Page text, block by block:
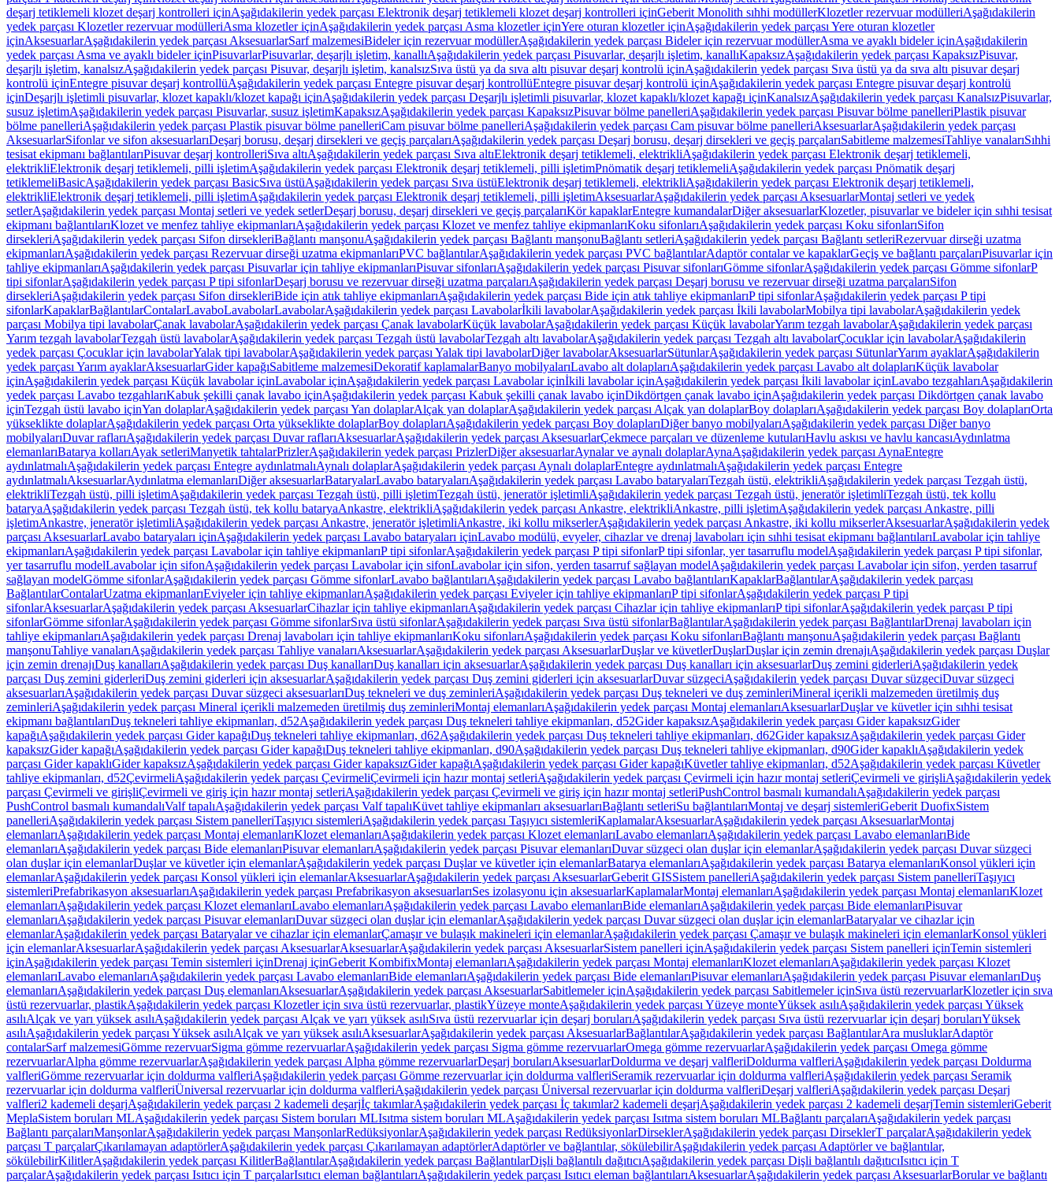
deşarj tetiklemeli klozet deşarj kontrolleri içinAşağıdakilerin yedek parçası Elektronik deşarj tetiklemeli klozet deşarj kontrolleri içinGeberit Monolith sıhhi modüllerKlozetler rezervuar modülleriAşağıdakilerin
yedek parçası Klozetler rezervuar modülleriAsma klozetler içinAşağıdakilerin yedek parçası Asma klozetler içinYere oturan klozetler içinAşağıdakilerin yedek parçası Yere oturan klozetler
içinAksesuarlarAşağıdakilerin yedek parçası AksesuarlarSarf malzemesiBideler için rezervuar modüllerAşağıdakilerin yedek parçası Bideler için rezervuar modüllerAsma ve ayaklı bideler içinAşağıdakilerin
yedek parçası Asma ve ayaklı bideler içinPisuvarlarPisuvarlar, deşarjlı işletim, kanallıAşağıdakilerin yedek parçası Pisuvarlar, deşarjlı işletim, kanallıKapaksızAşağıdakilerin yedek parçası KapaksızPisuvar,
deşarjlı işletim, kanalsızAşağıdakilerin yedek parçası Pisuvar, deşarjlı işletim, kanalsızSıva üstü ya da sıva altı pisuvar deşarj kontrolü içinAşağıdakilerin yedek parçası Sıva üstü ya da sıva altı pisuvar deşarj
kontrolü içinEntegre pisuvar deşarj kontrollüAşağıdakilerin yedek parçası Entegre pisuvar deşarj kontrollüEntegre pisuvar deşarj kontrolü içinAşağıdakilerin yedek parçası Entegre pisuvar deşarj kontrolü
içinDeşarjlı işletimli pisuvarlar, klozet kapaklı/klozet kapağı içinAşağıdakilerin yedek parçası Deşarjlı işletimli pisuvarlar, klozet kapaklı/klozet kapağı içinKanalsızAşağıdakilerin yedek parçası KanalsızPisuvarlar,
susuz işletimAşağıdakilerin yedek parçası Pisuvarlar, susuz işletimKapaksızAşağıdakilerin yedek parçası KapaksızPisuvar bölme panelleriAşağıdakilerin yedek parçası Pisuvar bölme panelleriPlastik pisuvar
bölme panelleriAşağıdakilerin yedek parçası Plastik pisuvar bölme panelleriCam pisuvar bölme panelleriAşağıdakilerin yedek parçası Cam pisuvar bölme panelleriAksesuarlarAşağıdakilerin yedek parçası
AksesuarlarSifonlar ve sifon aksesuarlarıDeşarj borusu, deşarj dirsekleri ve geçiş parçalarıAşağıdakilerin yedek parçası Deşarj borusu, deşarj dirsekleri ve geçiş parçalarıSabitleme malzemesiTahliye vanalarıSıhhi
tesisat ekipmanı bağlantılarıPisuvar deşarj kontrolleriSıva altıAşağıdakilerin yedek parçası Sıva altıElektronik deşarj tetiklemeli, elektrikliAşağıdakilerin yedek parçası Elektronik deşarj tetiklemeli,
elektrikliElektronik deşarj tetiklemeli, pilli işletimAşağıdakilerin yedek parçası Elektronik deşarj tetiklemeli, pilli işletimPnömatik deşarj tetiklemeliAşağıdakilerin yedek parçası Pnömatik deşarj
tetiklemeliBasicAşağıdakilerin yedek parçası BasicSıva üstüAşağıdakilerin yedek parçası Sıva üstüElektronik deşarj tetiklemeli, elektrikliAşağıdakilerin yedek parçası Elektronik deşarj tetiklemeli,
elektrikliElektronik deşarj tetiklemeli, pilli işletimAşağıdakilerin yedek parçası Elektronik deşarj tetiklemeli, pilli işletimAksesuarlarAşağıdakilerin yedek parçası AksesuarlarMontaj setleri ve yedek
setlerAşağıdakilerin yedek parçası Montaj setleri ve yedek setlerDeşarj borusu, deşarj dirsekleri ve geçiş parçalarıKör kapaklarEntegre kumandalarDiğer aksesuarlarKlozetler, pisuvarlar ve bideler için sıhhi tesisat
ekipmanı bağlantılarıKlozet ve menfez tahliye ekipmanlarıAşağıdakilerin yedek parçası Klozet ve menfez tahliye ekipmanlarıKoku sifonlarıAşağıdakilerin yedek parçası Koku sifonlarıSifon
dirsekleriAşağıdakilerin yedek parçası Sifon dirsekleriBağlantı manşonuAşağıdakilerin yedek parçası Bağlantı manşonuBağlantı setleriAşağıdakilerin yedek parçası Bağlantı setleriRezervuar dirseği uzatma
ekipmanlarıAşağıdakilerin yedek parçası Rezervuar dirseği uzatma ekipmanlarıPVC bağlantılarAşağıdakilerin yedek parçası PVC bağlantılarAdaptör contalar ve kapaklarGeçiş ve bağlantı parçalarıPisuvarlar için
tahliye ekipmanlarıAşağıdakilerin yedek parçası Pisuvarlar için tahliye ekipmanlarıPisuvar sifonlarıAşağıdakilerin yedek parçası Pisuvar sifonlarıGömme sifonlarAşağıdakilerin yedek parçası Gömme sifonlarP
tipi sifonlarAşağıdakilerin yedek parçası P tipi sifonlarDeşarj borusu ve rezervuar dirseği uzatma parçalarıAşağıdakilerin yedek parçası Deşarj borusu ve rezervuar dirseği uzatma parçalarıSifon
dirsekleriAşağıdakilerin yedek parçası Sifon dirsekleriBide için atık tahliye ekipmanlarıAşağıdakilerin yedek parçası Bide için atık tahliye ekipmanlarıP tipi sifonlarAşağıdakilerin yedek parçası P tipi
sifonlarKapaklarBağlantılarContalarLavaboLavabolarLavabolarAşağıdakilerin yedek parçası Lavabolarİkili lavabolarAşağıdakilerin yedek parçası İkili lavabolarMobilya tipi lavabolarAşağıdakilerin yedek
parçası Mobilya tipi lavabolarÇanak lavabolarAşağıdakilerin yedek parçası Çanak lavabolarKüçük lavabolarAşağıdakilerin yedek parçası Küçük lavabolarYarım tezgah lavabolarAşağıdakilerin yedek parçası
Yarım tezgah lavabolarTezgah üstü lavabolarAşağıdakilerin yedek parçası Tezgah üstü lavabolarTezgah altı lavabolarAşağıdakilerin yedek parçası Tezgah altı lavabolarÇocuklar için lavabolarAşağıdakilerin
yedek parçası Çocuklar için lavabolarYalak tipi lavabolarAşağıdakilerin yedek parçası Yalak tipi lavabolarDiğer lavabolarAksesuarlarSütunlarAşağıdakilerin yedek parçası SütunlarYarım ayaklarAşağıdakilerin
yedek parçası Yarım ayaklarAksesuarlarGider kapağıSabitleme malzemesiDekoratif kaplamalarBanyo mobilyalarıLavabo alt dolaplarıAşağıdakilerin yedek parçası Lavabo alt dolaplarıKüçük lavabolar
içinAşağıdakilerin yedek parçası Küçük lavabolar içinLavabolar içinAşağıdakilerin yedek parçası Lavabolar içinİkili lavabolar içinAşağıdakilerin yedek parçası İkili lavabolar içinLavabo tezgahlarıAşağıdakilerin
yedek parçası Lavabo tezgahlarıKabuk şekilli çanak lavabo içinAşağıdakilerin yedek parçası Kabuk şekilli çanak lavabo içinDikdörtgen çanak lavabo içinAşağıdakilerin yedek parçası Dikdörtgen çanak lavabo
içinTezgah üstü lavabo içinYan dolaplarAşağıdakilerin yedek parçası Yan dolaplarAlçak yan dolaplarAşağıdakilerin yedek parçası Alçak yan dolaplarBoy dolaplarıAşağıdakilerin yedek parçası Boy dolaplarıOrta
yükseklikte dolaplarAşağıdakilerin yedek parçası Orta yükseklikte dolaplarBoy dolaplarıAşağıdakilerin yedek parçası Boy dolaplarıDiğer banyo mobilyalarıAşağıdakilerin yedek parçası Diğer banyo
mobilyalarıDuvar raflarıAşağıdakilerin yedek parçası Duvar raflarıAksesuarlarAşağıdakilerin yedek parçası AksesuarlarÇekmece parçaları ve düzenleme kutularıHavlu askısı ve havlu kancasıAydınlatma
elemanlarıBatarya kollarıAyak setleriManyetik tahtalarPrizlerAşağıdakilerin yedek parçası PrizlerDiğer aksesuarlarAynalar ve aynalı dolaplarAynaAşağıdakilerin yedek parçası AynaEntegre
aydınlatmalıAşağıdakilerin yedek parçası Entegre aydınlatmalıAynalı dolaplarAşağıdakilerin yedek parçası Aynalı dolaplarEntegre aydınlatmalıAşağıdakilerin yedek parçası Entegre
aydınlatmalıAksesuarlarAydınlatma elemanlarıDiğer aksesuarlarBataryalarLavabo bataryalarıAşağıdakilerin yedek parçası Lavabo bataryalarıTezgah üstü, elektrikliAşağıdakilerin yedek parçası Tezgah üstü,
elektrikliTezgah üstü, pilli işletimAşağıdakilerin yedek parçası Tezgah üstü, pilli işletimTezgah üstü, jeneratör işletimliAşağıdakilerin yedek parçası Tezgah üstü, jeneratör işletimliTezgah üstü, tek kollu
bataryaAşağıdakilerin yedek parçası Tezgah üstü, tek kollu bataryaAnkastre, elektrikliAşağıdakilerin yedek parçası Ankastre, elektrikliAnkastre, pilli işletimAşağıdakilerin yedek parçası Ankastre, pilli
işletimAnkastre, jeneratör işletimliAşağıdakilerin yedek parçası Ankastre, jeneratör işletimliAnkastre, iki kollu mikserlerAşağıdakilerin yedek parçası Ankastre, iki kollu mikserlerAksesuarlarAşağıdakilerin yedek
parçası AksesuarlarLavabo bataryaları içinAşağıdakilerin yedek parçası Lavabo bataryaları içinLavabo modülü, evyeler, cihazlar ve drenaj lavaboları için sıhhi tesisat ekipmanı bağlantılarıLavabolar için tahliye
ekipmanlarıAşağıdakilerin yedek parçası Lavabolar için tahliye ekipmanlarıP tipi sifonlarAşağıdakilerin yedek parçası P tipi sifonlarP tipi sifonlar, yer tasarruflu modelAşağıdakilerin yedek parçası P tipi sifonlar,
yer tasarruflu modelLavabolar için sifonAşağıdakilerin yedek parçası Lavabolar için sifonLavabolar için sifon, yerden tasarruf sağlayan modelAşağıdakilerin yedek parçası Lavabolar için sifon, yerden tasarruf
sağlayan modelGömme sifonlarAşağıdakilerin yedek parçası Gömme sifonlarLavabo bağlantılarıAşağıdakilerin yedek parçası Lavabo bağlantılarıKapaklarBağlantılarAşağıdakilerin yedek parçası
BağlantılarContalarUzatma ekipmanlarıEviyeler için tahliye ekipmanlarıAşağıdakilerin yedek parçası Eviyeler için tahliye ekipmanlarıP tipi sifonlarAşağıdakilerin yedek parçası P tipi
sifonlarAksesuarlarAşağıdakilerin yedek parçası AksesuarlarCihazlar için tahliye ekipmanlarıAşağıdakilerin yedek parçası Cihazlar için tahliye ekipmanlarıP tipi sifonlarAşağıdakilerin yedek parçası P tipi
sifonlarGömme sifonlarAşağıdakilerin yedek parçası Gömme sifonlarSıva üstü sifonlarAşağıdakilerin yedek parçası Sıva üstü sifonlarBağlantılarAşağıdakilerin yedek parçası BağlantılarDrenaj lavaboları için
tahliye ekipmanlarıAşağıdakilerin yedek parçası Drenaj lavaboları için tahliye ekipmanlarıKoku sifonlarıAşağıdakilerin yedek parçası Koku sifonlarıBağlantı manşonuAşağıdakilerin yedek parçası Bağlantı
manşonuTahliye vanalarıAşağıdakilerin yedek parçası Tahliye vanalarıAksesuarlarAşağıdakilerin yedek parçası AksesuarlarDuşlar ve küvetlerDuşlarDuşlar için zemin drenajıAşağıdakilerin yedek parçası Duşlar
için zemin drenajıDuş kanallarıAşağıdakilerin yedek parçası Duş kanallarıDuş kanalları için aksesuarlarAşağıdakilerin yedek parçası Duş kanalları için aksesuarlarDuş zemini giderleriAşağıdakilerin yedek
parçası Duş zemini giderleriDuş zemini giderleri için aksesuarlarAşağıdakilerin yedek parçası Duş zemini giderleri için aksesuarlarDuvar süzgeciAşağıdakilerin yedek parçası Duvar süzgeciDuvar süzgeci
aksesuarlarıAşağıdakilerin yedek parçası Duvar süzgeci aksesuarlarıDuş tekneleri ve duş zeminleriAşağıdakilerin yedek parçası Duş tekneleri ve duş zeminleriMineral içerikli malzemeden üretilmiş duş
zeminleriAşağıdakilerin yedek parçası Mineral içerikli malzemeden üretilmiş duş zeminleriMontaj elemanlarıAşağıdakilerin yedek parçası Montaj elemanlarıAksesuarlarDuşlar ve küvetler için sıhhi tesisat
ekipmanı bağlantılarıDuş tekneleri tahliye ekipmanları, d52Aşağıdakilerin yedek parçası Duş tekneleri tahliye ekipmanları, d52Gider kapaksızAşağıdakilerin yedek parçası Gider kapaksızGider
kapağıAşağıdakilerin yedek parçası Gider kapağıDuş tekneleri tahliye ekipmanları, d62Aşağıdakilerin yedek parçası Duş tekneleri tahliye ekipmanları, d62Gider kapaksızAşağıdakilerin yedek parçası Gider
kapaksızGider kapağıAşağıdakilerin yedek parçası Gider kapağıDuş tekneleri tahliye ekipmanları, d90Aşağıdakilerin yedek parçası Duş tekneleri tahliye ekipmanları, d90Gider kapaklıAşağıdakilerin yedek
parçası Gider kapaklıGider kapaksızAşağıdakilerin yedek parçası Gider kapaksızGider kapağıAşağıdakilerin yedek parçası Gider kapağıKüvetler tahliye ekipmanları, d52Aşağıdakilerin yedek parçası Küvetler
tahliye ekipmanları, d52ÇevirmeliAşağıdakilerin yedek parçası ÇevirmeliÇevirmeli için hazır montaj setleriAşağıdakilerin yedek parçası Çevirmeli için hazır montaj setleriÇevirmeli ve girişliAşağıdakilerin yedek
parçası Çevirmeli ve girişliÇevirmeli ve giriş için hazır montaj setleriAşağıdakilerin yedek parçası Çevirmeli ve giriş için hazır montaj setleriPushControl basmalı kumandalıAşağıdakilerin yedek parçası
PushControl basmalı kumandalıValf tapalıAşağıdakilerin yedek parçası Valf tapalıKüvet tahliye ekipmanları aksesuarlarıBağlantı setleriSu bağlantılarıMontaj ve deşarj sistemleriGeberit DuofixSistem
panelleriAşağıdakilerin yedek parçası Sistem panelleriTaşıyıcı sistemleriAşağıdakilerin yedek parçası Taşıyıcı sistemleriKaplamalarAksesuarlarAşağıdakilerin yedek parçası AksesuarlarMontaj
elemanlarıAşağıdakilerin yedek parçası Montaj elemanlarıKlozet elemanlarıAşağıdakilerin yedek parçası Klozet elemanlarıLavabo elemanlarıAşağıdakilerin yedek parçası Lavabo elemanlarıBide
elemanlarıAşağıdakilerin yedek parçası Bide elemanlarıPisuvar elemanlarıAşağıdakilerin yedek parçası Pisuvar elemanlarıDuvar süzgeci olan duşlar için elemanlarAşağıdakilerin yedek parçası Duvar süzgeci
olan duşlar için elemanlarDuşlar ve küvetler için elemanlarAşağıdakilerin yedek parçası Duşlar ve küvetler için elemanlarBatarya elemanlarıAşağıdakilerin yedek parçası Batarya elemanlarıKonsol yükleri için
elemanlarAşağıdakilerin yedek parçası Konsol yükleri için elemanlarAksesuarlarAşağıdakilerin yedek parçası AksesuarlarGeberit GISSistem panelleriAşağıdakilerin yedek parçası Sistem panelleriTaşıyıcı
sistemleriPrefabrikasyon aksesuarlarıAşağıdakilerin yedek parçası Prefabrikasyon aksesuarlarıSes izolasyonu için aksesuarlarKaplamalarMontaj elemanlarıAşağıdakilerin yedek parçası Montaj elemanlarıKlozet
elemanlarıAşağıdakilerin yedek parçası Klozet elemanlarıLavabo elemanlarıAşağıdakilerin yedek parçası Lavabo elemanlarıBide elemanlarıAşağıdakilerin yedek parçası Bide elemanlarıPisuvar
elemanlarıAşağıdakilerin yedek parçası Pisuvar elemanlarıDuvar süzgeci olan duşlar için elemanlarAşağıdakilerin yedek parçası Duvar süzgeci olan duşlar için elemanlarBataryalar ve cihazlar için
elemanlarAşağıdakilerin yedek parçası Bataryalar ve cihazlar için elemanlarÇamaşır ve bulaşık makineleri için elemanlarAşağıdakilerin yedek parçası Çamaşır ve bulaşık makineleri için elemanlarKonsol yükleri
için elemanlarAksesuarlarAşağıdakilerin yedek parçası AksesuarlarAksesuarlarAşağıdakilerin yedek parçası AksesuarlarSistem panelleri içinAşağıdakilerin yedek parçası Sistem panelleri içinTemin sistemleri
içinAşağıdakilerin yedek parçası Temin sistemleri içinDrenaj içinGeberit KombifixMontaj elemanlarıAşağıdakilerin yedek parçası Montaj elemanlarıKlozet elemanlarıAşağıdakilerin yedek parçası Klozet
elemanlarıLavabo elemanlarıAşağıdakilerin yedek parçası Lavabo elemanlarıBide elemanlarıAşağıdakilerin yedek parçası Bide elemanlarıPisuvar elemanlarıAşağıdakilerin yedek parçası Pisuvar elemanlarıDuş
elemanlarıAşağıdakilerin yedek parçası Duş elemanlarıAksesuarlarAşağıdakilerin yedek parçası AksesuarlarSabitlemeler içinAşağıdakilerin yedek parçası Sabitlemeler içinSıva üstü rezervuarlarKlozetler için sıva
üstü rezervuarlar, plastikAşağıdakilerin yedek parçası Klozetler için sıva üstü rezervuarlar, plastikYüzeye monteAşağıdakilerin yedek parçası Yüzeye monteYüksek asılıAşağıdakilerin yedek parçası Yüksek
asılıAlçak ve yarı yüksek asılıAşağıdakilerin yedek parçası Alçak ve yarı yüksek asılıSıva üstü rezervuarlar için deşarj borularıAşağıdakilerin yedek parçası Sıva üstü rezervuarlar için deşarj borularıYüksek
asılıAşağıdakilerin yedek parçası Yüksek asılıAlçak ve yarı yüksek asılıAksesuarlarAşağıdakilerin yedek parçası AksesuarlarBağlantılarAşağıdakilerin yedek parçası BağlantılarAra musluklarAdaptör
contalarSarf malzemesiGömme rezervuarSigma gömme rezervuarlarAşağıdakilerin yedek parçası Sigma gömme rezervuarlarOmega gömme rezervuarlarAşağıdakilerin yedek parçası Omega gömme
rezervuarlarAlpha gömme rezervuarlarAşağıdakilerin yedek parçası Alpha gömme rezervuarlarDeşarj borularıAksesuarlarDoldurma ve deşarj valfleriDoldurma valfleriAşağıdakilerin yedek parçası Doldurma
valfleriGömme rezervuarlar için doldurma valfleriAşağıdakilerin yedek parçası Gömme rezervuarlar için doldurma valfleriSeramik rezervuarlar için doldurma valfleriAşağıdakilerin yedek parçası Seramik
rezervuarlar için doldurma valfleriÜniversal rezervuarlar için doldurma valfleriAşağıdakilerin yedek parçası Üniversal rezervuarlar için doldurma valfleriDeşarj valfleriAşağıdakilerin yedek parçası Deşarj
valfleri2 kademeli deşarjAşağıdakilerin yedek parçası 2 kademeli deşarjİç takımlarAşağıdakilerin yedek parçası İç takımlar2 kademeli deşarjAşağıdakilerin yedek parçası 2 kademeli deşarjTemin sistemleriGeberit
MeplaSistem boruları MLAşağıdakilerin yedek parçası Sistem boruları MLIsıtma sistem boruları MLAşağıdakilerin yedek parçası Isıtma sistem boruları MLBağlantı parçalarıAşağıdakilerin yedek parçası
Bağlantı parçalarıManşonlarAşağıdakilerin yedek parçası ManşonlarRedüksiyonlarAşağıdakilerin yedek parçası RedüksiyonlarDirseklerAşağıdakilerin yedek parçası DirseklerT parçalarAşağıdakilerin yedek
parçası T parçalarÇıkarılamayan adaptörlerAşağıdakilerin yedek parçası Çıkarılamayan adaptörlerAdaptörler ve bağlantılar, sökülebilirAşağıdakilerin yedek parçası Adaptörler ve bağlantılar,
sökülebilirKilitlerAşağıdakilerin yedek parçası KilitlerBağlantılarAşağıdakilerin yedek parçası BağlantılarDişli bağlantılı dağıtıcıAşağıdakilerin yedek parçası Dişli bağlantılı dağıtıcıIsıtıcı için T
parçalarAşağıdakilerin yedek parçası Isıtıcı için T parçalarIsıtıcı eleman bağlantılarıAşağıdakilerin yedek parçası Isıtıcı eleman bağlantılarıAksesuarlarAşağıdakilerin yedek parçası AksesuarlarBorular ve bağlantı